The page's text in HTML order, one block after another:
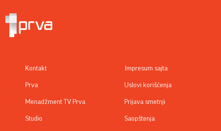
Kontakt
Prva
Menadžment TV Prva
Studio
Impresum sajta
Uslovi korišćenja
Prijava smetnji
Saopštenja